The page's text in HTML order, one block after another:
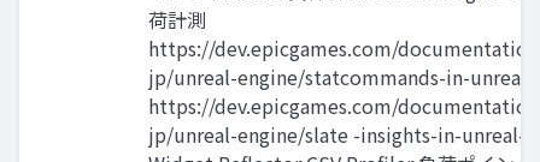
荷計測
https://dev.epicgames.com/
jp/unreal-engine/statcommands-in-unreal-
https://dev.epicgames.com/
jp/unreal-engine/slate -insights-in-unreal-